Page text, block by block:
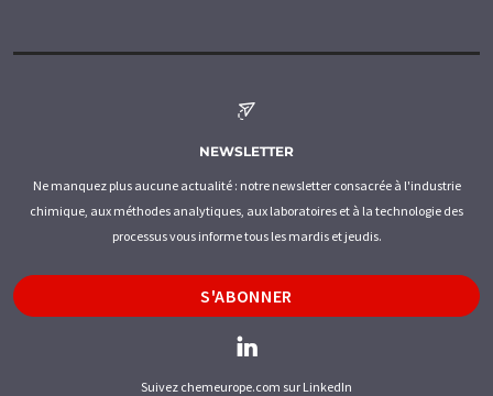
NEWSLETTER
Ne manquez plus aucune actualité : notre newsletter consacrée à l'industrie
chimique, aux méthodes analytiques, aux laboratoires et à la technologie des
processus vous informe tous les mardis et jeudis.
S'ABONNER
Suivez chemeurope.com sur LinkedIn